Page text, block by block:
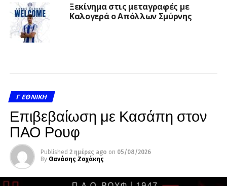
Ξεκίνημα στις μεταγραφές με
Καλογερά ο Απόλλων Σμύρνης
Γ ΕΘΝΙΚΉ
Επιβεβαίωση με Κασάπη στον
ΠΑΟ Ρουφ
Published 2 ημέρες ago on 05/08/2026
By Θανάσης Ζαχάκης